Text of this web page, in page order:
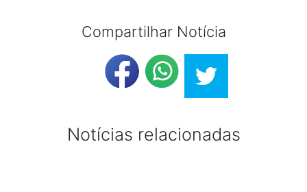
Compartilhar Notícia
Notícias relacionadas